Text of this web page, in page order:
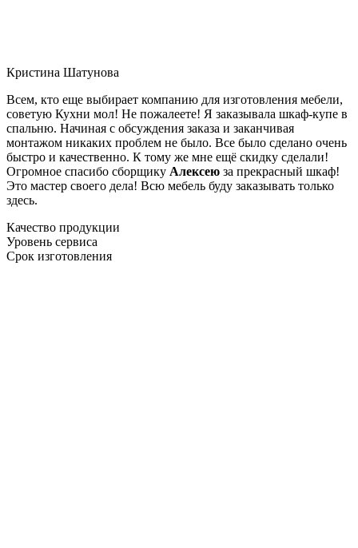
Кристина Шатунова
Всем, кто еще выбирает компанию для изготовления мебели,
советую Кухни мол! Не пожалеете! Я заказывала шкаф-купе в
спальню. Начиная с обсуждения заказа и заканчивая
монтажом никаких проблем не было. Все было сделано очень
быстро и качественно. К тому же мне ещё скидку сделали!
Огромное спасибо сборщику Алексею за прекрасный шкаф!
Это мастер своего дела! Всю мебель буду заказывать только
здесь.
Качество продукции
Уровень сервиса
Срок изготовления